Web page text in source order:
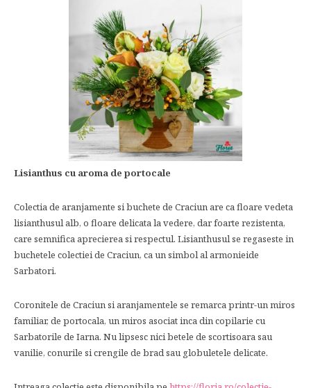
Lisianthus cu aroma de portocale
Colectia de aranjamente si buchete de Craciun are ca floare vedeta
lisianthusul alb, o floare delicata la vedere, dar foarte rezistenta,
care semnifica aprecierea si respectul. Lisianthusul se regaseste in
buchetele colectiei de Craciun, ca un simbol al armonieide
Sarbatori.
Coronitele de Craciun si aranjamentele se remarca printr-un miros
familiar, de portocala, un miros asociat inca din copilarie cu
Sarbatorile de Iarna. Nu lipsesc nici betele de scortisoara sau
vanilie, conurile si crengile de brad sau globuletele delicate.